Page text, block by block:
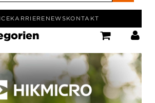
KARRIERE NEWSKONTAKT